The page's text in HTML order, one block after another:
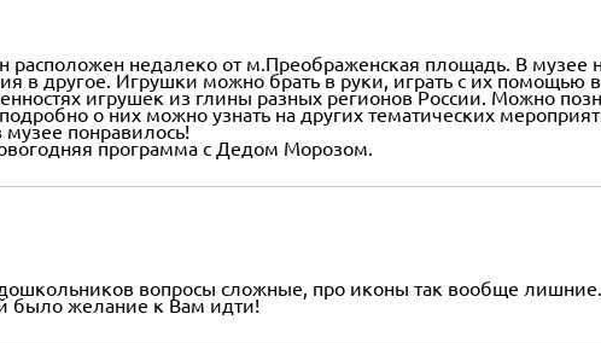
недалеко от м.Преображенская площадь. В музее
в другое. Игрушки можно брать в руки, играть с их помощью
игрушек из глины разных регионов России. Можно
о них можно узнать на других тематических
понравилось!
программа с Дедом Морозом.
вопросы сложные, про иконы так вообще
было желание к Вам идти!